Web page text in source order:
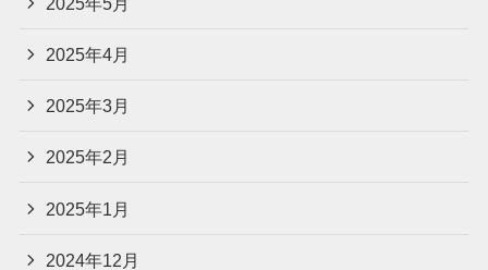
2025年4月
2025年3月
2025年2月
2025年1月
2024年12月